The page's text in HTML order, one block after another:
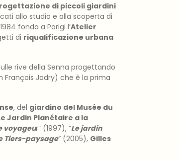
di piccoli giardini
allo studio e alla scoperta di
fonda a Parigi l’Atelier
di riqualificazione urbana
rive della Senna progettando
François Jodry) che è la prima
, del giardino del Musée du
Jardin Planétaire a la
voyageur” (1997), “Le jardin
Tiers-paysage” (2005), Gilles